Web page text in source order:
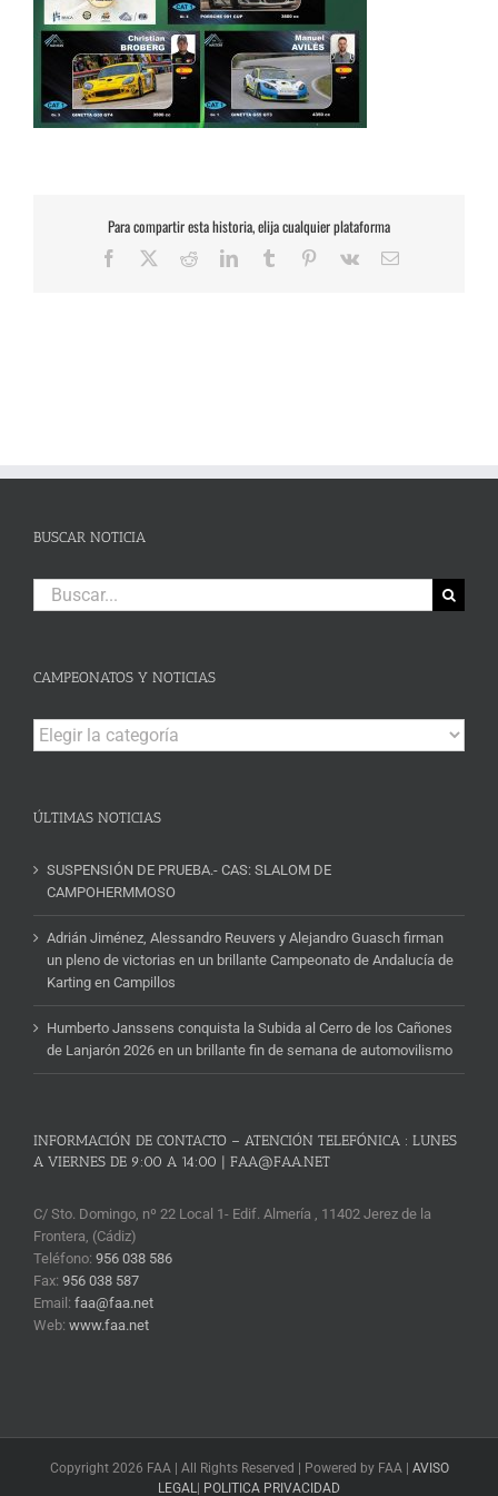
Para compartir esta historia, elija cualquier plataforma
Facebook RedditLinkedInTumblr Pinterest
Vk
Correo
BUSCAR NOTICIA
Buscar:
CAMPEONATOS Y NOTICIAS
Campeonatos
y
ÚLTIMAS NOTICIAS
SUSPENSIÓN DE PRUEBA.- CAS: SLALOM DE
CAMPOHERMMOSO
Adrián Jiménez, Alessandro Reuvers y Alejandro Guasch firman
un pleno de victorias en un brillante Campeonato de Andalucía de
Karting en Campillos
Humberto Janssens conquista la Subida al Cerro de los Cañones
de Lanjarón 2026 en un brillante fin de semana de automovilismo
INFORMACIÓN DE CONTACTO – ATENCIÓN TELEFÓNICA : LUNES
A VIERNES DE 9:00 A 14:00 | FAA@FAA.NET
C/ Sto. Domingo, nº 22 Local 1- Edif. Almería , 11402 Jerez de la
Frontera, (Cádiz)
Teléfono: 956 038 586
Fax: 956 038 587
Email: faa@faa.net
Web: www.faa.net
Copyright 2026 FAA | All Rights Reserved | Powered by FAA | AVISO
LEGAL | POLITICA PRIVACIDAD